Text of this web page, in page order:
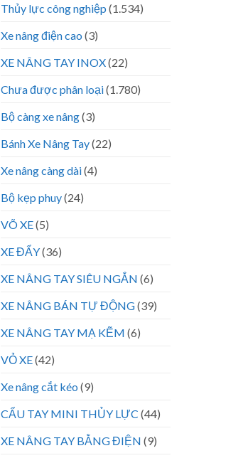
Thủy lực công nghiệp (1.534)
Xe nâng điện cao (3)
XE NÂNG TAY INOX(22)
Chưa được phân loại(1.780)
Bộ càng xe nâng(3)
Bánh Xe Nâng Tay(22)
Xe nâng càng dài(4)
Bộ kẹp phuy(24)
VÕ XE(5)
XE ĐẨY(36)
XE NÂNG TAY SIÊU NGẮN (6)
XE NÂNG BÁN TỰ ĐỘNG(39)
XE NÂNG TAY MẠ KẼM (6)
VỎ XE(42)
Xe nâng cắt kéo (9)
CẨU TAY MINI THỦY LỰC (44)
XE NÂNG TAY BẰNG ĐIỆN (9)